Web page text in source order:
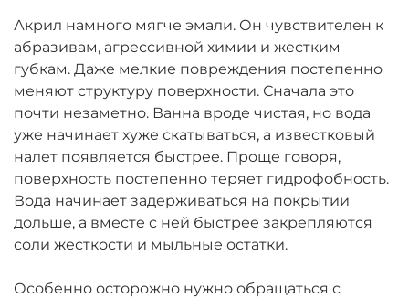
Акрил намного мягче эмали. Он чувствителен к
абразивам, агрессивной химии и жестким
губкам. Даже мелкие повреждения постепенно
меняют структуру поверхности. Сначала это
почти незаметно. Ванна вроде чистая, но вода
уже начинает хуже скатываться, а известковый
налет появляется быстрее. Проще говоря,
поверхность постепенно теряет гидрофобность.
Вода начинает задерживаться на покрытии
дольше, а вместе с ней быстрее закрепляются
соли жесткости и мыльные остатки.
Особенно осторожно нужно обращаться с